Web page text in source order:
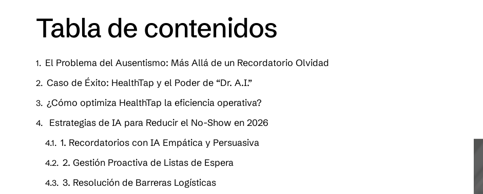
Tabla de contenidos
El Problema del Ausentismo: Más Allá de un Recordatorio Olvidad
Caso de Éxito: HealthTap y el Poder de “Dr. A.I.”
¿Cómo optimiza HealthTap la eficiencia operativa?
Estrategias de IA para Reducir el No-Show en 2026
1. Recordatorios con IA Empática y Persuasiva
2. Gestión Proactiva de Listas de Espera
3. Resolución de Barreras Logísticas